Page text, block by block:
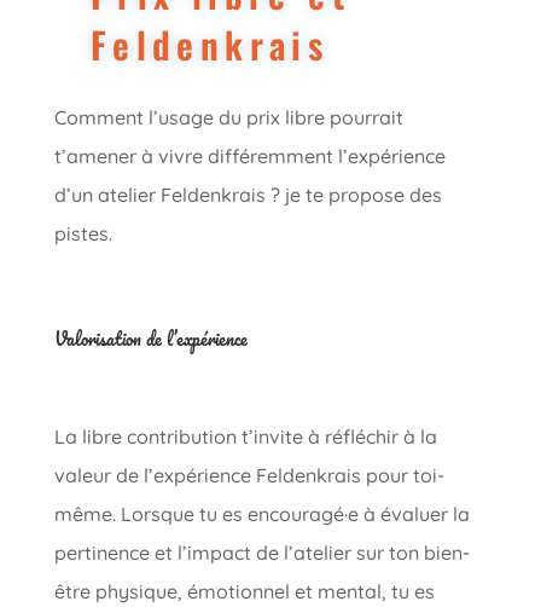
Feldenkrais
Comment l’usage du prix libre pourrait
t’amener à vivre différemment l’expérience
d’un atelier Feldenkrais ? je te propose des
pistes.
Valorisation de l’expérience
La libre contribution t’invite à réfléchir à la
valeur de l’expérience Feldenkrais pour toi-
même. Lorsque tu es encouragé·e à évaluer la
pertinence et l’impact de l’atelier sur ton bien-
être physique, émotionnel et mental, tu es